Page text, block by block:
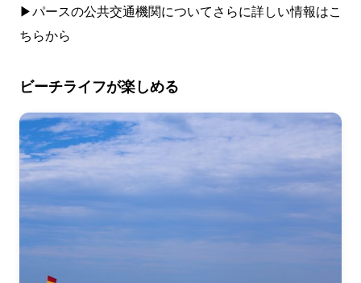
▶パースの公共交通機関についてさらに詳しい情報はこ
ちらから
ビーチライフが楽しめる